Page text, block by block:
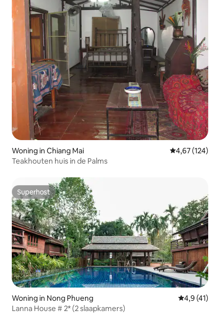
Woning in Chiang Mai Gemiddelde
4,67 (124)
Teakhouten huis in de Palms
Superhost
Superhost
Woning in Nong Phueng
4,9 (41)
Lanna House # 2* (2 slaapkamers)